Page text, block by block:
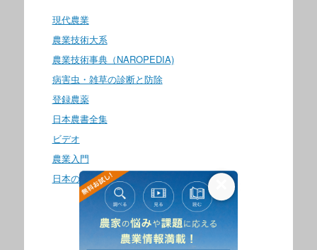
現代農業
農業技術大系
農業技術事典（NAROPEDIA)
病害虫・雑草の診断と防除
登録農薬
日本農書全集
ビデオ
農業入門
日本の食生活全集